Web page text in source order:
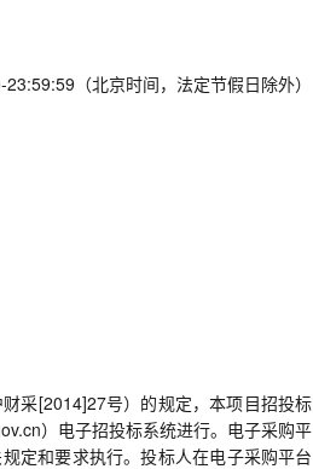
（北京时间，法定节假日除外）
采[2014]27号）的规定，本项目招投标
）电子招投标系统进行。电子采购平
定和要求执行。投标人在电子采购平台